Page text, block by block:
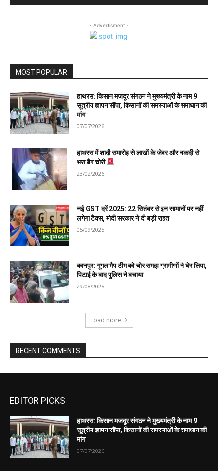
EDITOR PICKS
हाथरस: किसान मजदूर संगठन ने मुख्यमंत्री के नाम 9
सूत्रीय ज्ञापन सौंपा, किसानों की समस्याओं के समाधान की
मांग
07/07/2026